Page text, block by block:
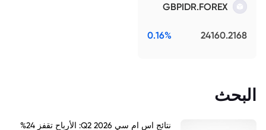
GBPIDR.FOREX
24160.2168
0.16%
البحث
نتائج اس ام سي Q2 2026: الأرباح تقفز 24%